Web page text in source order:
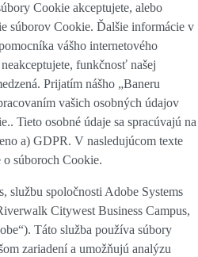
Cookie akceptujete, alebo
súborov Cookie. Ďalšie informácie v
vášho internetového
funkčnosť našej
Prijatím nášho „Baneru
vašich osobných údajov
Tieto osobné údaje sa spracúvajú na
a) GDPR. V nasledujúcom texte
súboroch Cookie.
, službu spoločnosti Adobe Systems
Citywest Business Campus,
Táto služba používa súbory
zariadení a umožňujú analýzu